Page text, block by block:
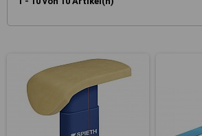
dem Einsatz
die Zukunft